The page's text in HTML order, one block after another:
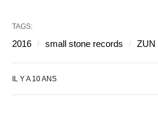
TAGS:
2016 small stone records ZUN
IL Y A 10 ANS